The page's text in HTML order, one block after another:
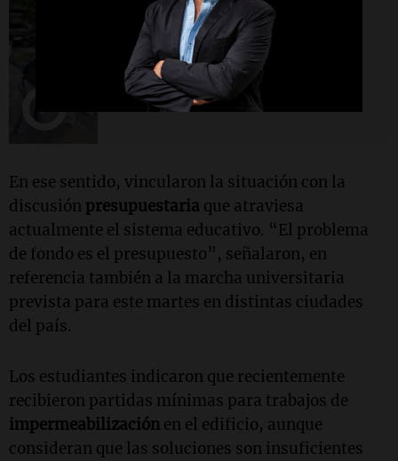
Radioinforme 3 Rosario
Familia perdió el trabajo y vive
en una plaza: "No queremos
que llegue la noche"
En ese sentido, vincularon la situación con la
discusión presupuestaria que atraviesa
actualmente el sistema educativo. “El problema
de fondo es el presupuesto”, señalaron, en
referencia también a la marcha universitaria
prevista para este martes en distintas ciudades
del país.
Los estudiantes indicaron que recientemente
recibieron partidas mínimas para trabajos de
impermeabilización en el edificio, aunque
consideran que las soluciones son insuficientes